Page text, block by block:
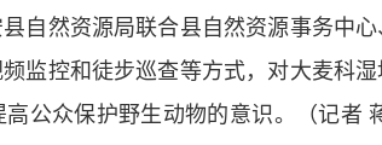
然资源局联合县自然资源事务中心
监控和徒步巡查等方式，对大麦科
公众保护野生动物的意识。（记者